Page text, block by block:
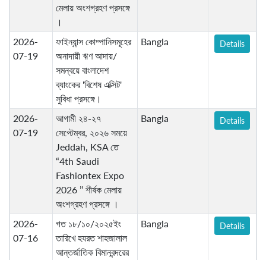
মেলায় অংশগ্রহণ প্রসঙ্গে
।
2026-
07-19
ফাইন্যান্স কোম্পানিসমূহের
অনাদায়ী ঋণ আদায়/
সমন্বয়ে বাংলাদেশ
ব্যাংকের 'বিশেষ এক্সিট'
সুবিধা প্রসঙ্গে।
Bangla Details
2026-
07-19
আগামী ২৪-২৭
সেপ্টেম্বর, ২০২৬ সময়ে
Jeddah, KSA তে
“4th Saudi
Fashiontex Expo
2026 ’’ শীর্ষক মেলায়
অংশগ্রহণ প্রসঙ্গে ।
Bangla Details
2026-
07-16
গত ১৮/১০/২০২৫ইং
তারিখে হযরত শাহজালাল
আন্তর্জাতিক বিমানবন্দরের
Bangla Details